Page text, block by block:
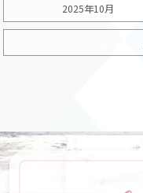
2025年10月